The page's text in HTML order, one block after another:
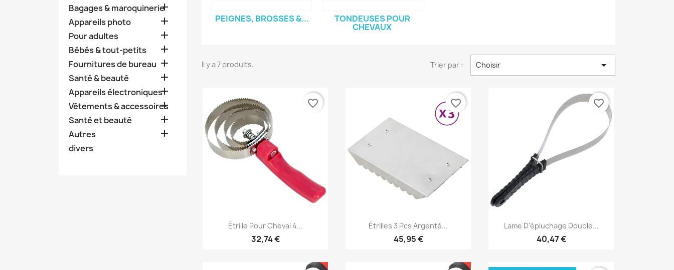
Bagages & maroquinerie

Appareils photo 
Pour adultes 
Bébés & tout-petits 
Fournitures de bureau 
Santé & beauté 
Appareils électroniques
Vêtements & accessoires

Santé et beauté 
Autres 
divers
PEIGNES, BROSSES &... TONDEUSES POUR
CHEVAUX
Il y a 7 produits. Trier par : Choisir 
Aperçu rapide
Étrille Pour Cheval 4...
32,74 €
favorite_border
Aperçu rapide
Étrilles 3 Pcs Argenté...
45,95 €
favorite_border
Aperçu rapide
Lame D'épluchage Double...
40,47 €
favorite_border